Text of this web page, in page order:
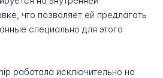
что позволяет ей предлагать
специально для этого
работала исключительно на